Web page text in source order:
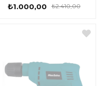
₺1.000,00 ₺2.410,00